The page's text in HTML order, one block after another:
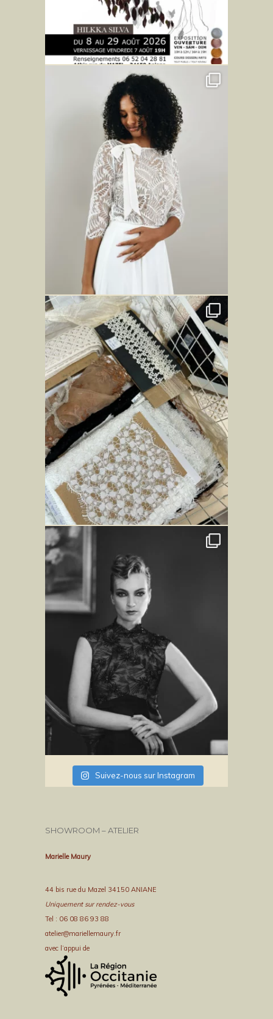
Suivez-nous sur Instagram
SHOWROOM – ATELIER
Marielle Maury
44 bis rue du Mazel 34150 ANIANE
Uniquement sur rendez-vous
Tel : 06 08 86 93 88
atelier@mariellemaury.fr
avec l’appui de